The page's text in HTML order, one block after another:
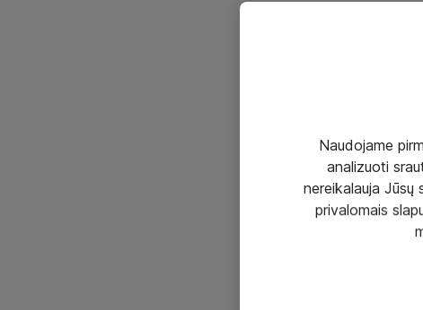
Naudojame
analizuoti
nereikalauja Jūsų
privalomais